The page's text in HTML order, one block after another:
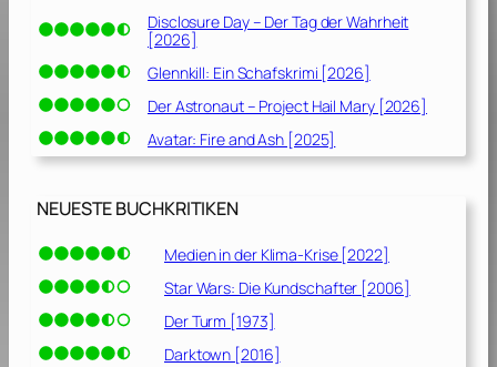
Disclosure Day – Der Tag der Wahrheit
[2026]
Glennkill: Ein Schafskrimi [2026]
Der Astronaut – Project Hail Mary [2026]
Avatar: Fire and Ash [2025]
NEUESTE BUCHKRITIKEN
Medien in der Klima-Krise [2022]
Star Wars: Die Kundschafter [2006]
Der Turm [1973]
Darktown [2016]